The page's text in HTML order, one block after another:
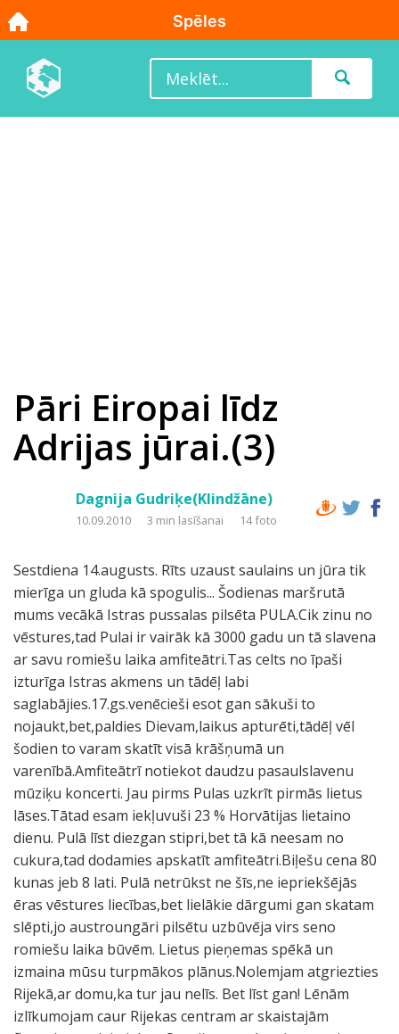
Pāri Eiropai līdz
Adrijas jūrai.(3)
Dagnija Gudriķe(Klindžāne)
10.09.2010 3 min lasīšanai 14 foto
Sestdiena 14.augusts. Rīts uzaust saulains un jūra tik
mierīga un gluda kā spogulis... Šodienas maršrutā
mums vecākā Istras pussalas pilsēta PULA.Cik zinu no
vēstures,tad Pulai ir vairāk kā 3000 gadu un tā slavena
ar savu romiešu laika amfiteātri.Tas celts no īpaši
izturīga Istras akmens un tādēļ labi
saglabājies.17.gs.venēcieši esot gan sākuši to
nojaukt,bet,paldies Dievam,laikus apturēti,tādēļ vēl
šodien to varam skatīt visā krāšņumā un
varenībā.Amfiteātrī notiekot daudzu pasaulslavenu
mūziķu koncerti. Jau pirms Pulas uzkrīt pirmās lietus
lāses.Tātad esam iekļuvuši 23 % Horvātijas lietaino
dienu. Pulā līst diezgan stipri,bet tā kā neesam no
cukura,tad dodamies apskatīt amfiteātri.Biļešu cena 80
kunas jeb 8 lati. Pulā netrūkst ne šīs,ne iepriekšējās
ēras vēstures liecības,bet lielākie dārgumi gan skatam
slēpti,jo austroungāri pilsētu uzbūvēja virs seno
romiešu laika būvēm. Lietus pieņemas spēkā un
izmaina mūsu turpmākos plānus.Nolemjam atgriezties
Rijekā,ar domu,ka tur jau nelīs. Bet līst gan! Lēnām
izlīkumojam caur Rijekas centram ar skaistajām